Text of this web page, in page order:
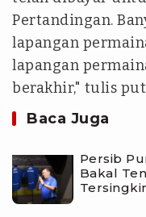
Pertandingan.
lapangan
lapangan
berakhir," tulis
Baca Juga
Persib
Bakal
Tersingkir